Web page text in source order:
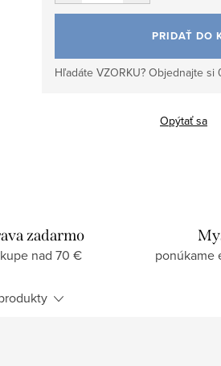
PRIDAŤ DO
Hľadáte VZORKU? Objednajte si
Opýtať sa
zadarmo
nad 70 € ponúkame